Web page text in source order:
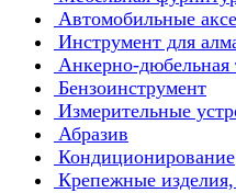
Автомобильные
Инструмент для
Анкерно-дюбельная
Бензоинструмент
Измерительные
Абразив
Кондиционирование
Крепежные